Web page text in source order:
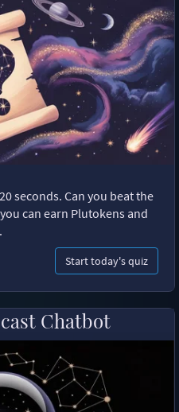
seconds. Can you beat the
can earn Plutokens and
Start today's quiz
Chatbot